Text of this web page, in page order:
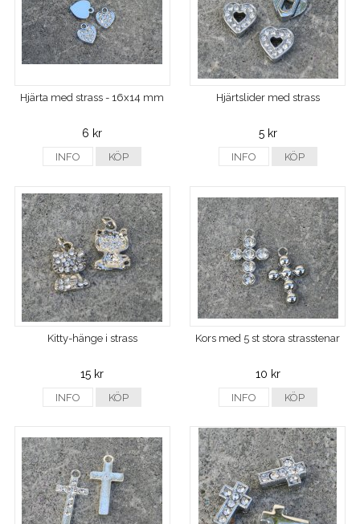
Hjärta med strass - 16x14 mm
6 kr
INFO KÖP
Hjärtslider med strass
5 kr
INFO KÖP
Kitty-hänge i strass
15 kr
INFO KÖP
Kors med 5 st stora strasstenar
10 kr
INFO KÖP